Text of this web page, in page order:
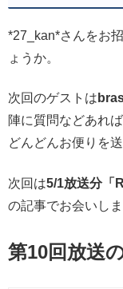
*27_kan*さんをお
ょうか。
次回のゲストは
陣に質問などあれば
どんどんお便りを
次回は5/1放送分「
の記事でお会いしま
第10回放送